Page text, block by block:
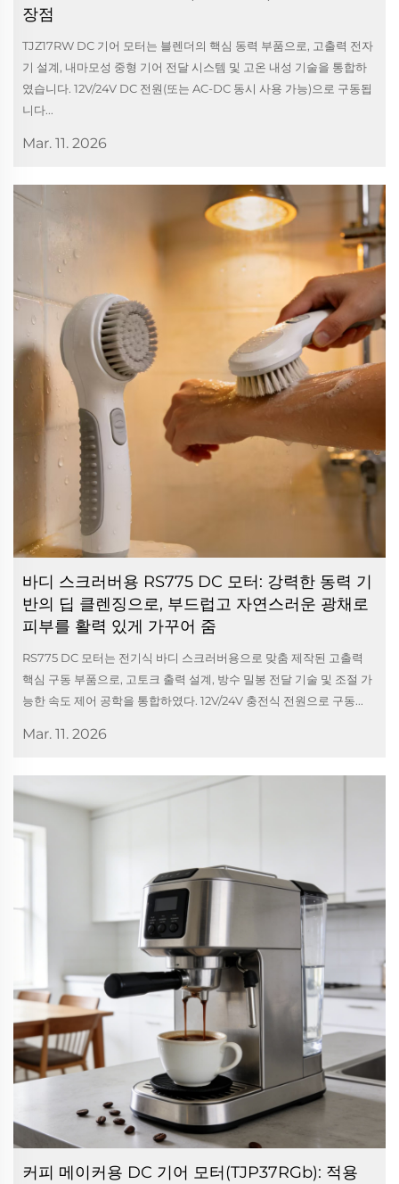
장점
TJZ17RW DC 기어 모터는 블렌더의 핵심 동력 부품으로, 고출력 전자
기 설계, 내마모성 중형 기어 전달 시스템 및 고온 내성 기술을 통합하
였습니다. 12V/24V DC 전원(또는 AC-DC 동시 사용 가능)으로 구동됩
니다...
Mar. 11. 2026
바디 스크러버용 RS775 DC 모터: 강력한 동력 기
반의 딥 클렌징으로, 부드럽고 자연스러운 광채로
피부를 활력 있게 가꾸어 줌
RS775 DC 모터는 전기식 바디 스크러버용으로 맞춤 제작된 고출력
핵심 구동 부품으로, 고토크 출력 설계, 방수 밀봉 전달 기술 및 조절 가
능한 속도 제어 공학을 통합하였다. 12V/24V 충전식 전원으로 구동...
Mar. 11. 2026
커피 메이커용 DC 기어 모터(TJP37RGb): 적용